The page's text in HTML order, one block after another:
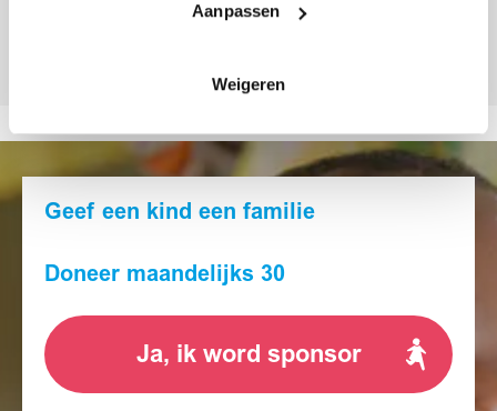
Aanpassen
Weigeren
Geef een kind een familie
Doneer maandelijks 30
Ja, ik word sponsor